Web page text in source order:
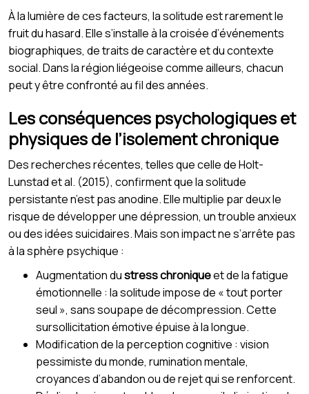
À la lumière de ces facteurs, la solitude est rarement le
fruit du hasard. Elle s’installe à la croisée d’événements
biographiques, de traits de caractère et du contexte
social. Dans la région liégeoise comme ailleurs, chacun
peut y être confronté au fil des années.
Les conséquences psychologiques et
physiques de l’isolement chronique
Des recherches récentes, telles que celle de Holt-
Lunstad et al. (2015), confirment que la solitude
persistante n’est pas anodine. Elle multiplie par deux le
risque de développer une dépression, un trouble anxieux
ou des idées suicidaires. Mais son impact ne s’arrête pas
à la sphère psychique :
Augmentation dustress chroniqueet de la fatigue
émotionnelle : la solitude impose de « tout porter
seul », sans soupape de décompression. Cette
sursollicitation émotive épuise à la longue.
Modification de la perception cognitive : vision
pessimiste du monde, rumination mentale,
croyances d’abandon ou de rejet qui se renforcent.